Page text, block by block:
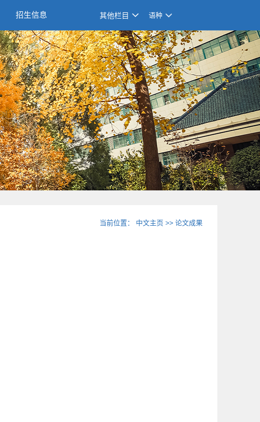
招生信息 其他栏目 语种
当前位置： 中文主页 >>论文成果